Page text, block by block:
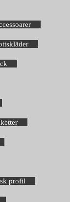
profil